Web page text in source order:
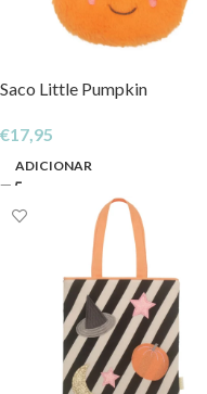
Saco Little Pumpkin
€17,95
ADICIONAR